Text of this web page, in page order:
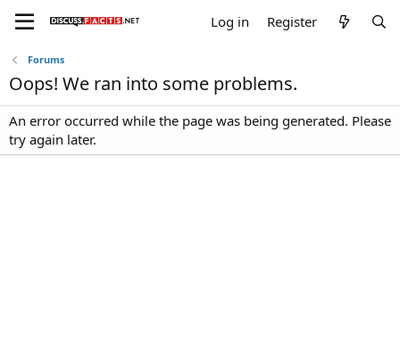
Log in Register
Forums
Oops! We ran into some problems.
An error occurred while the page was being generated. Please
try again later.